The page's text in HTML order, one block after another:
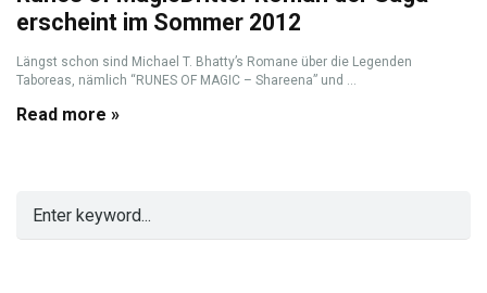
erscheint im Sommer 2012
Längst schon sind Michael T. Bhatty’s Romane über die Legenden
Taboreas, nämlich “RUNES OF MAGIC – Shareena” und ...
Read more »